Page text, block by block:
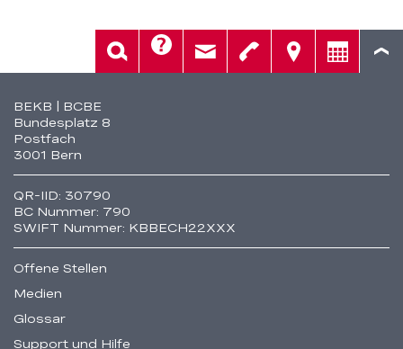
Fusszeile
BEKB | BCBE
Bundesplatz 8
Postfach
3001 Bern
QR-IID: 30790
BC Nummer: 790
SWIFT Nummer: KBBECH22XXX
Offene Stellen
Medien
Glossar
Support und Hilfe